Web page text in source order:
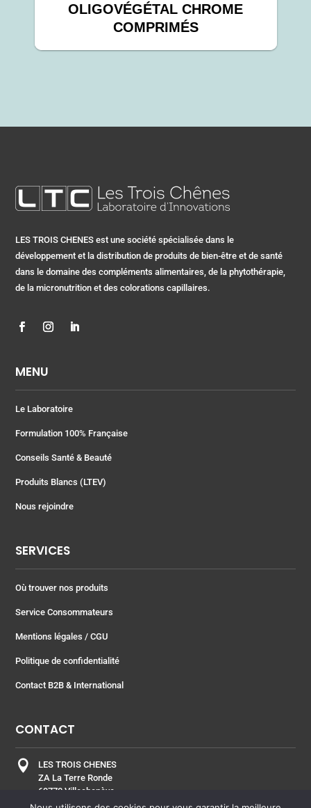
OLIGOVÉGÉTAL CHROME
COMPRIMÉS
LES TROIS CHENES est une société spécialisée dans le
développement et la distribution de produits de bien-être et de santé
dans le domaine des compléments alimentaires, de la phytothérapie,
de la micronutrition et des colorations capillaires.
MENU
Le Laboratoire
Formulation 100% Française
Conseils Santé & Beauté
Produits Blancs (LTEV)
Nous rejoindre
SERVICES
Où trouver nos produits
Service Consommateurs
Mentions légales / CGU
Politique de confidentialité
Contact B2B & International
CONTACT

LES TROIS CHENES
ZA La Terre Ronde
69770 Villechenève
FRANCE